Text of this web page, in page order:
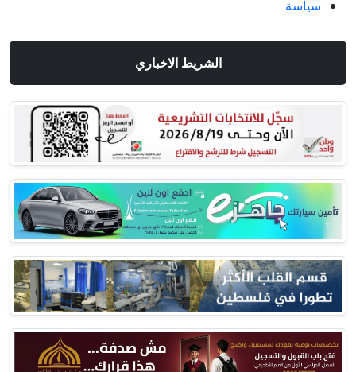
سياسة
الشريط الاخباري